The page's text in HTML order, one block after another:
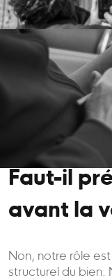
Faut-il
avant la
Non, notre rôle
structurel du bien.